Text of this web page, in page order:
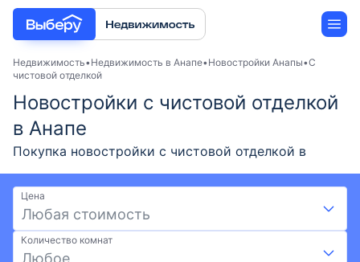
Новостройки
Застройщики
Ипотека
Недвижимость Недвижимость в Анапе Новостройки Анапы С
чистовой отделкой
Новостройки с чистовой отделкой
в Анапе
Покупка новостройки с чистовой отделкой в
Анапе — актуальные предложения от
застройщиков в 2026 году. Подберите жилой
комплекс с чистовой отделкой на выгодных
условиях: скидки, акции от застройщиков и
ипотека. Удобный поиск по карте, фильтрам,
Цена
Любая стоимость
Количество комнат
Любое